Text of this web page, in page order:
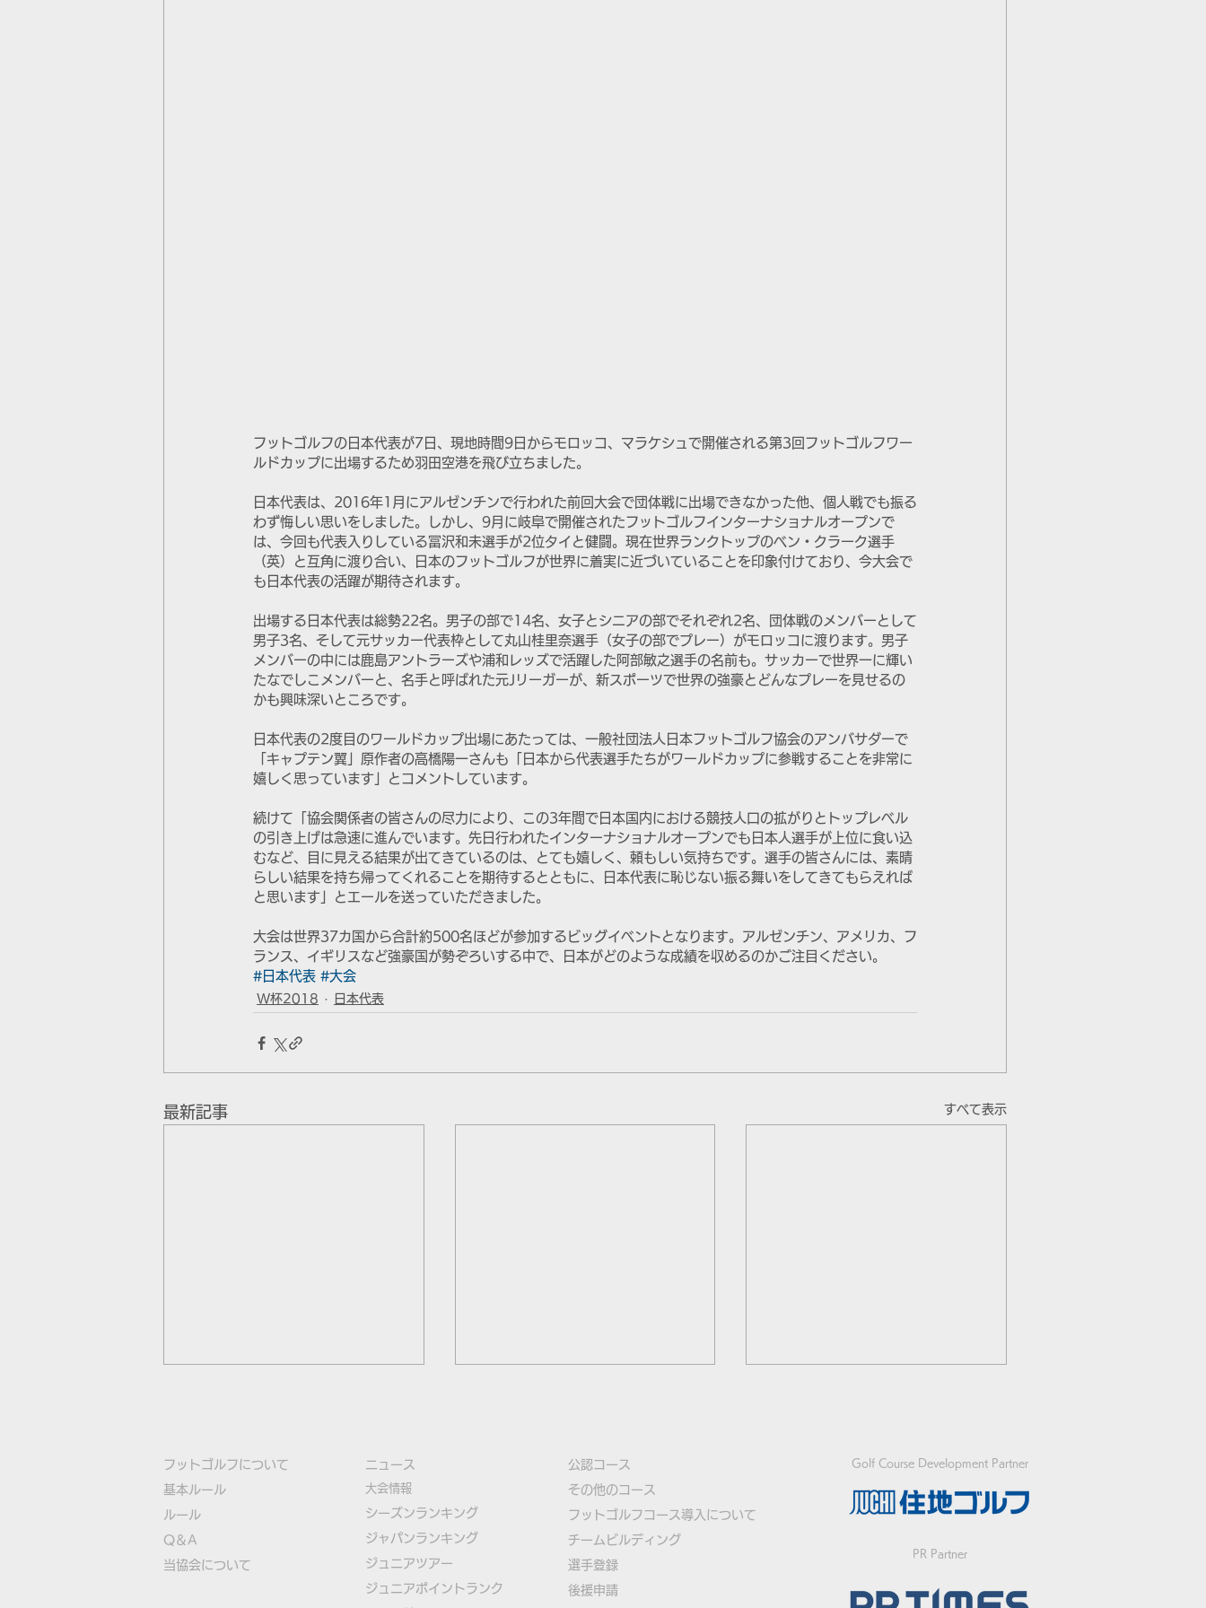
フットゴルフの日本代表が7日、現地時間9日からモロッコ、マラケシュで開催される第3回フットゴルフワー
ルドカップに出場するため羽田空港を飛び立ちました。
日本代表は、2016年1月にアルゼンチンで行われた前回大会で団体戦に出場できなかった他、個人戦でも振る
わず悔しい思いをしました。しかし、9月に岐阜で開催されたフットゴルフインターナショナルオープンで
は、今回も代表入りしている冨沢和未選手が2位タイと健闘。現在世界ランクトップのベン・クラーク選手
（英）と互角に渡り合い、日本のフットゴルフが世界に着実に近づいていることを印象付けており、今大会で
も日本代表の活躍が期待されます。
出場する日本代表は総勢22名。男子の部で14名、女子とシニアの部でそれぞれ2名、団体戦のメンバーとして
男子3名、そして元サッカー代表枠として丸山桂里奈選手（女子の部でプレー）がモロッコに渡ります。男子
メンバーの中には鹿島アントラーズや浦和レッズで活躍した阿部敏之選手の名前も。サッカーで世界一に輝い
たなでしこメンバーと、名手と呼ばれた元Jリーガーが、新スポーツで世界の強豪とどんなプレーを見せるの
かも興味深いところです。
日本代表の2度目のワールドカップ出場にあたっては、一般社団法人日本フットゴルフ協会のアンバサダーで
「キャプテン翼」原作者の高橋陽一さんも「日本から代表選手たちがワールドカップに参戦することを非常に
嬉しく思っています」とコメントしています。
続けて「協会関係者の皆さんの尽力により、この3年間で日本国内における競技人口の拡がりとトップレベル
の引き上げは急速に進んでいます。先日行われたインターナショナルオープンでも日本人選手が上位に食い込
むなど、目に見える結果が出てきているのは、とても嬉しく、頼もしい気持ちです。選手の皆さんには、素晴
らしい結果を持ち帰ってくれることを期待するとともに、日本代表に恥じない振る舞いをしてきてもらえれば
と思います」とエールを送っていただきました。
大会は世界37カ国から合計約500名ほどが参加するビッグイベントとなります。アルゼンチン、アメリカ、フ
ランス、イギリスなど強豪国が勢ぞろいする中で、日本がどのような成績を収めるのかご注目ください。
#日本代表 #大会
W杯2018 日本代表
最新記事 すべて表示
古田選手が日本勢トップの10
位タイ！フットゴルフ初のユ
大塚選手が日本勢トップの3
位タイ発進！フットゴルフ初
FIFGユースフットゴルフワ
フットゴルフについて
基本ルール
ルール
Q＆A
​当協会について
​ニュース
大会情報
シーズンランキング
ジャパンランキング
ジュニアツアー
ジュニアポイントランク
公認コース
​その他のコース
​ フットゴルフコース導入について
​チームビルディング
選手登録​
​後援申請
Golf Course Development Partner
PR Partner